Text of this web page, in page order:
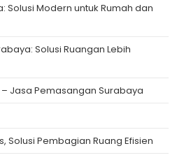
Solusi Modern untuk Rumah dan
Solusi Ruangan Lebih
Jasa Pemasangan Surabaya
Solusi Pembagian Ruang Efisien